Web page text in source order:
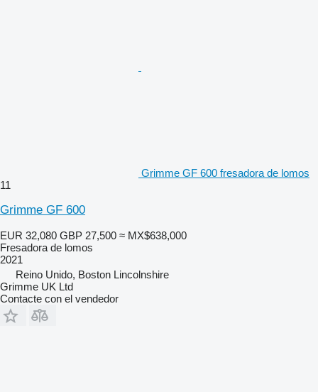
Grimme GF 600 fresadora de lomos
11
Grimme GF 600
EUR 32,080 GBP 27,500 ≈ MX$638,000
Fresadora de lomos
2021
Reino Unido, Boston Lincolnshire
Grimme UK Ltd
Contacte con el vendedor